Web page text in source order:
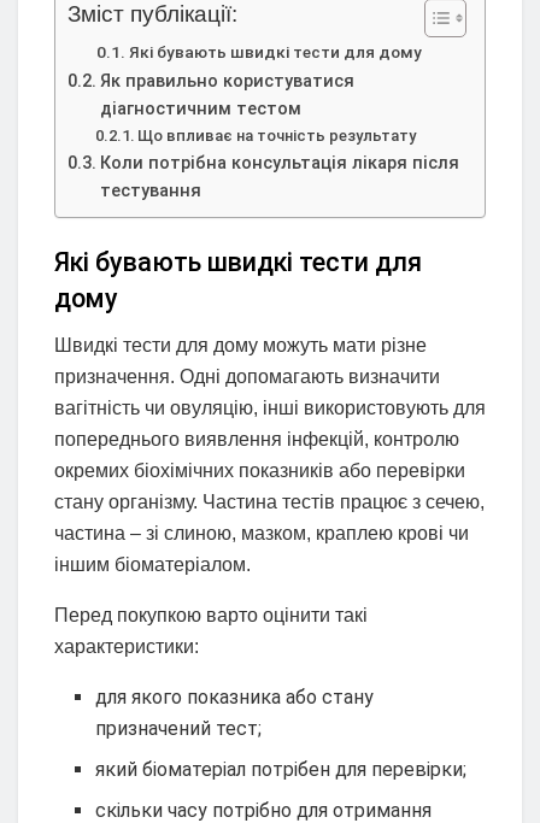
Зміст публікації:
Які бувають швидкі тести для дому
Як правильно користуватися
діагностичним тестом
Що впливає на точність результату
Коли потрібна консультація лікаря після
тестування
Які бувають швидкі тести для
дому
Швидкі тести для дому можуть мати різне
призначення. Одні допомагають визначити
вагітність чи овуляцію, інші використовують для
попереднього виявлення інфекцій, контролю
окремих біохімічних показників або перевірки
стану організму. Частина тестів працює з сечею,
частина – зі слиною, мазком, краплею крові чи
іншим біоматеріалом.
Перед покупкою варто оцінити такі
характеристики:
для якого показника або стану
призначений тест;
який біоматеріал потрібен для перевірки;
скільки часу потрібно для отримання